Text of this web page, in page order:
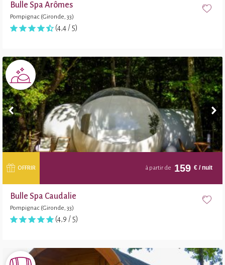
Bulle Spa Arômes
Pompignac (Gironde, 33)
(4,4 / 5)
OFFRIR à partir de 159 € / nuit
Bulle Spa Caudalie
Pompignac (Gironde, 33)
(4,9 / 5)